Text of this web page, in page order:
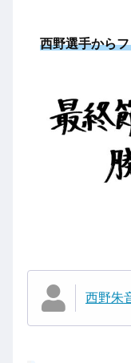
西野選手から
西野朱